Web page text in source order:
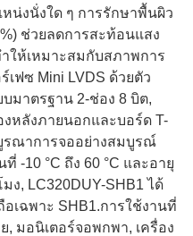
น่งนั่งใด ๆ การรักษาพื้นผิว
ช่วยลดการสะท้อนแสง
ให้เหมาะสมกับสภาพการ
เฟซ Mini LVDS ด้วยตัว
มาตรฐาน 2-ช่อง 8 บิต,
งหลังภายนอกและบอร์ด T-
รณาการจออย่างสมบูรณ์
-10 °C ถึง 60 °C และอายุ
ง, LC320DUY-SHB1 ได้
เฉพาะ SHB1.การใช้งานที่
, มอนิเตอร์จอพกพา, เครื่อง